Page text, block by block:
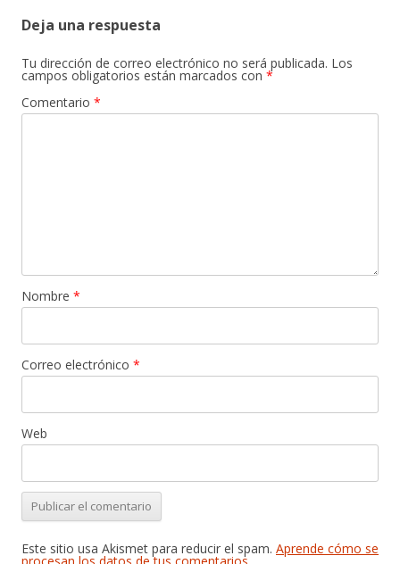
Deja una respuesta
Tu dirección de correo electrónico no será publicada. Los
campos obligatorios están marcados con *
Comentario *
Nombre *
Correo electrónico *
Web
Este sitio usa Akismet para reducir el spam. Aprende cómo se